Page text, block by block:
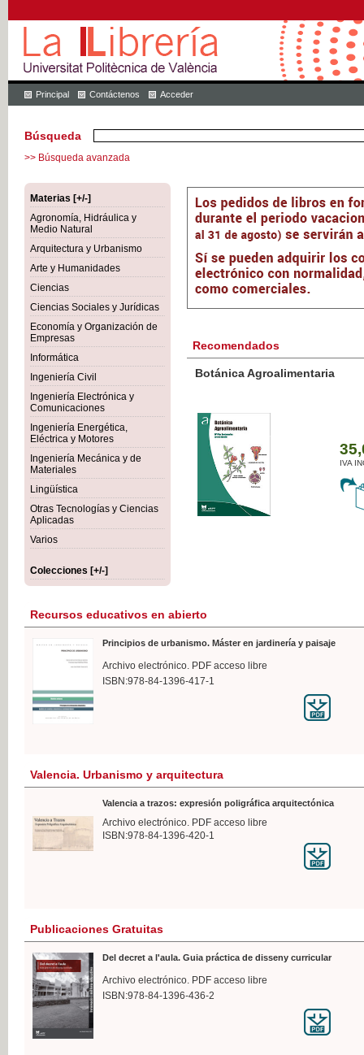
Principal Contáctenos Acceder
Búsqueda
>> Búsqueda avanzada
Materias [+/-]
Agronomía, Hidráulica y
Medio Natural
Arquitectura y Urbanismo
Arte y Humanidades
Ciencias
Ciencias Sociales y Jurídicas
Economía y Organización de
Empresas
Informática
Ingeniería Civil
Ingeniería Electrónica y
Comunicaciones
Ingeniería Energética,
Eléctrica y Motores
Ingeniería Mecánica y de
Materiales
Lingüística
Otras Tecnologías y Ciencias
Aplicadas
Varios
Colecciones [+/-]
Recomendados
Botánica Agroalimentaria
IVA
Recursos educativos en abierto
Principios de urbanismo. Máster en jardinería y paisaje
Archivo electrónico. PDF acceso libre
ISBN:978-84-1396-417-1
Valencia. Urbanismo y arquitectura
Valencia a trazos: expresión poligráfica arquitectónica
Archivo electrónico. PDF acceso libre
ISBN:978-84-1396-420-1
Publicaciones Gratuitas
Del decret a l'aula. Guia práctica de disseny curricular
Archivo electrónico. PDF acceso libre
ISBN:978-84-1396-436-2